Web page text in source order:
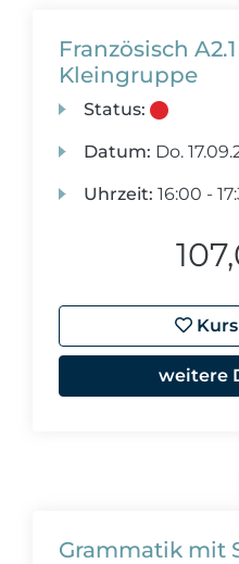
Französisch
Kleingruppe
Status:
Datum: Do.
Uhrzeit: 16:00 -
weitere
Grammatik mit